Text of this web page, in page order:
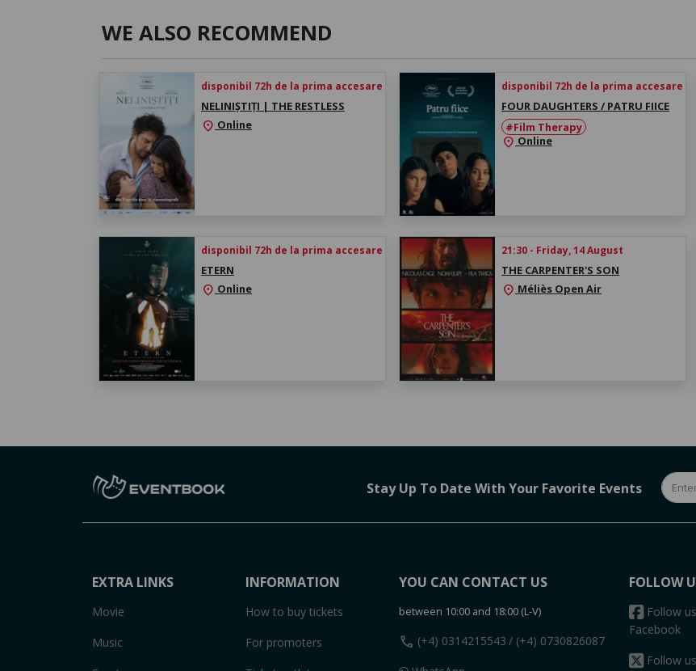
WE ALSO RECOMMEND
disponibil 72h de la prima accesare
NELINIȘTIȚI | THE RESTLESS
location_on Online
disponibil 72h de la prima accesare
FOUR DAUGHTERS / PATRU FIICE
#Film Therapy
location_on Online
disponibil 72h de la prima accesare
ETERN
location_on Online
21:30 - Friday, 14 August
THE CARPENTER'S SON
location_on Méliès Open Air
Stay Up To Date With Your Favorite Events
EXTRA LINKS
Movie
Music
INFORMATION
How to buy tickets
For promoters
YOU CAN CONTACT US
between 10:00 and 18:00 (L-V)
call (+4) 0314215543 / (+4) 0730826087
FOLLOW
Follow
Facebook
Follow